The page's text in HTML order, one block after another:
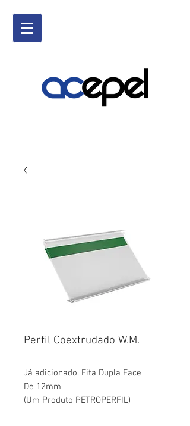
Perfil Coextrudado W.M.
Já adicionado, Fita Dupla Face
De 12mm
(Um Produto PETROPERFIL)